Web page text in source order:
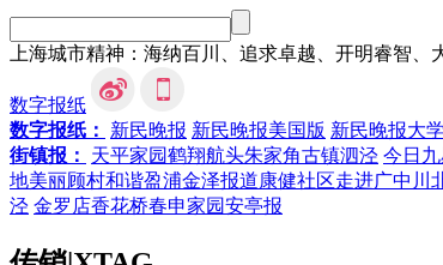
上海城市精神：海纳百川、追求卓越、开明睿智、
数字报纸
数字报纸：
新民晚报 新民晚报美国版 新民晚报大
街镇报：
天平家园鹤翔航头朱家角古镇泗泾 今日九
地美丽顾村和谐盈浦金泽报道康健社区走进广中 川
泾 金罗店香花桥春申家园安亭报